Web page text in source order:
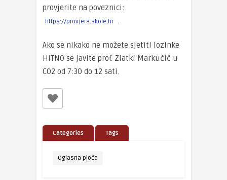
provjerite na poveznici:
https://provjera.skole.hr .
Ako se nikako ne možete sjetiti lozinke
HITNO se javite prof. Zlatki Markučič u
C02 od 7:30 do 12 sati.
Categories Tags
Oglasna ploča